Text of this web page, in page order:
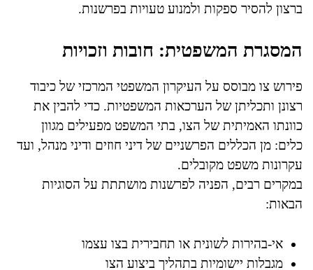
ברצון להסיר ספקות ולמנוע טעויות בפרשנות.
המסגרת המשפטית: חובות וזכויות
פירוש צו מבוסס על העיקרון המשפטי המרכזי של כיבוד
רצונן ותכליתן של הערכאות המשפטיות. כדי להבין את
כוונתו האמיתית של הצו, בתי המשפט מפעילים מגוון
כלים: מן הכללים הפרשניים של דיני חוזים ודיני מנהל, ועד
עקרונות משפט מקובלים.
במקרים רבים, הפניה לפרשנות מושתתת על הסוגיות
הבאות:
אי-בהירות לשונית או תחבירית בצו עצמו
מגבלות יישומיות בתהליך ביצוע הצו